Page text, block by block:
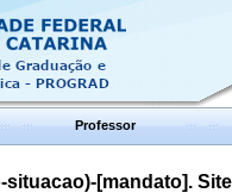
Professor
[mandato].